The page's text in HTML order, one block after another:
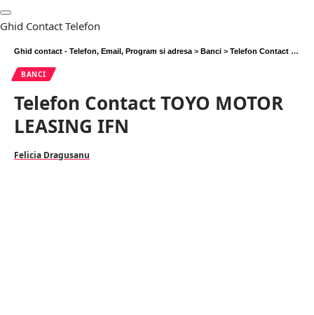
Ghid Contact Telefon
Ghid contact - Telefon, Email, Program si adresa > Banci > Telefon Contact TOYO MOTOR LEASING IFN
BANCI
Telefon Contact TOYO MOTOR
LEASING IFN
Felicia Dragusanu